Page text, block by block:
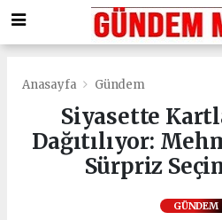
Anasayfa Gündem
Siyasette
Dağıtılıyor:
Sürpriz
GÜNDEM